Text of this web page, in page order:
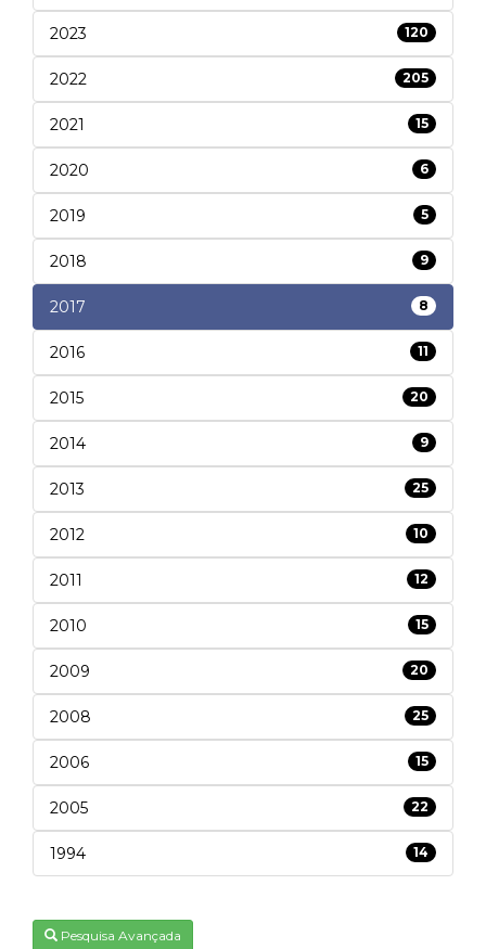
2023 120
2022 205
2021 15
2020 6
2019 5
2018 9
2017 8
2016 11
2015 20
2014 9
2013 25
2012 10
2011 12
2010 15
2009 20
2008 25
2006 15
2005 22
1994 14
Pesquisa Avançada